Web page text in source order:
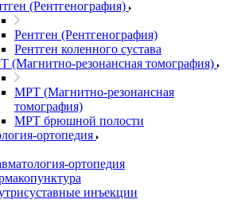
(Рентгенография)
Рентген (Рентгенография)
Рентген коленного сустава
(Магнитно-резонансная томография)
МРТ (Магнитно-резонансная
томография)
МРТ брюшной полости
ортопедия
ортопедия
инъекции